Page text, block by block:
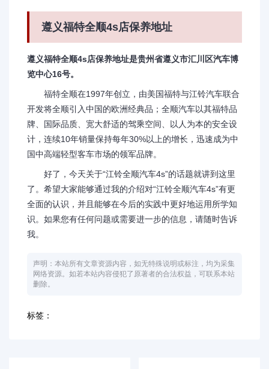
遵义福特全顺4s店保养地址
遵义福特全顺4s店保养地址是贵州省遵义市汇川区汽车博
览中心16号。
福特全顺在1997年创立，由美国福特与江铃汽车联合
开发将全顺引入中国的欧洲经典品；全顺汽车以其福特品
牌、国际品质、宽大舒适的驾乘空间、以人为本的安全设
计，连续10年销量保持每年30%以上的增长，迅速成为中
国中高端轻型客车市场的领军品牌。
好了，今天关于“江铃全顺汽车4s”的话题就讲到这里
了。希望大家能够通过我的介绍对“江铃全顺汽车4s”有更
全面的认识，并且能够在今后的实践中更好地运用所学知
识。如果您有任何问题或需要进一步的信息，请随时告诉
我。
声明：本站所有文章资源内容，如无特殊说明或标注，均为采集
网络资源。如若本站内容侵犯了原著者的合法权益，可联系本站
删除。
标签：